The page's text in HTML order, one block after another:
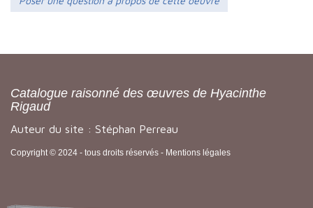
Catalogue raisonné des œuvres de Hyacinthe
Rigaud
Auteur du site : Stéphan Perreau
Copyright © 2024 - tous droits réservés - Mentions légales